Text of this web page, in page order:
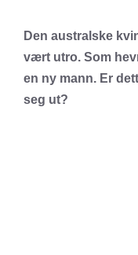
Den australske
vært utro. Som
en ny mann. Er
seg ut?